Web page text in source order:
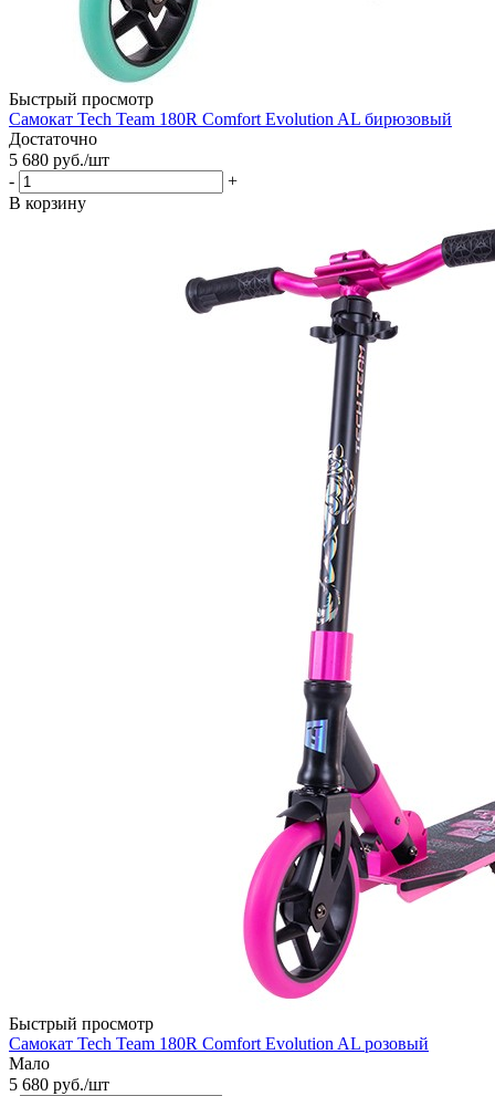
Быстрый просмотр
Самокат Tech Team 180R Comfort Evolution AL бирюзовый
Достаточно
5 680 руб./шт
-
+
В корзину
Быстрый просмотр
Самокат Tech Team 180R Comfort Evolution AL розовый
Мало
5 680 руб./шт